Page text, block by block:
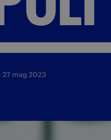
27 mag 2023